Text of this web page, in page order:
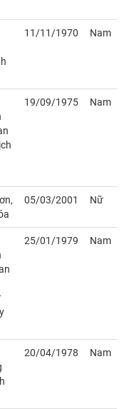
11/11/1970 Nam
19/09/1975 Nam
05/03/2001 Nữ
25/01/1979 Nam
20/04/1978 Nam